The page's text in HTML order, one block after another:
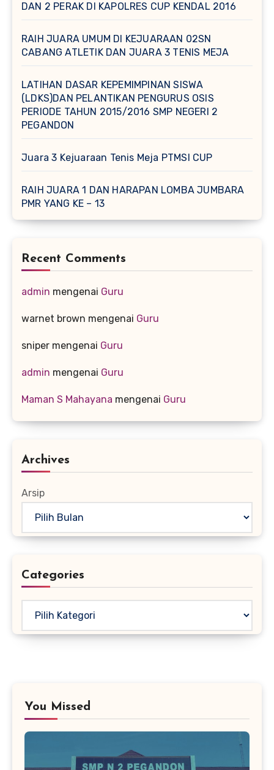
DAN 2 PERAK DI KAPOLRES CUP KENDAL 2016
RAIH JUARA UMUM DI KEJUARAAN 02SN
CABANG ATLETIK DAN JUARA 3 TENIS MEJA
LATIHAN DASAR KEPEMIMPINAN SISWA
(LDKS)DAN PELANTIKAN PENGURUS OSIS
PERIODE TAHUN 2015/2016 SMP NEGERI 2
PEGANDON
Juara 3 Kejuaraan Tenis Meja PTMSI CUP
RAIH JUARA 1 DAN HARAPAN LOMBA JUMBARA
PMR YANG KE – 13
Recent Comments
admin mengenai Guru
warnet brown mengenai Guru
sniper mengenai Guru
admin mengenai Guru
Maman S Mahayana mengenai Guru
Archives
Arsip
Categories
You Missed